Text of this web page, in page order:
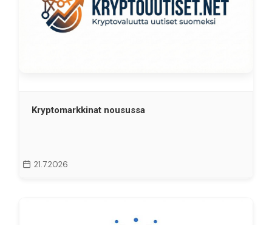
Kryptomarkkinat nousussa
21.7.2026